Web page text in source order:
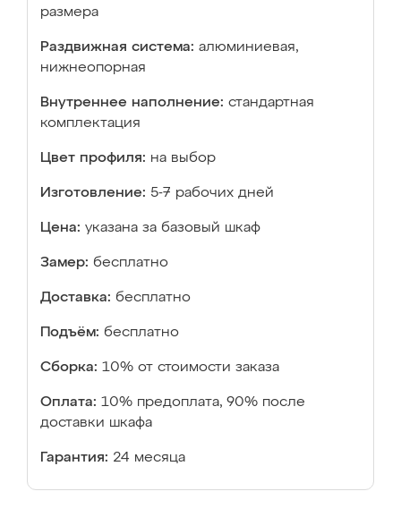
размера
Раздвижная система: алюминиевая,
нижнеопорная
Внутреннее наполнение: стандартная
комплектация
Цвет профиля: на выбор
Изготовление: 5-7 рабочих дней
Цена: указана за базовый шкаф
Замер: бесплатно
Доставка: бесплатно
Подъём: бесплатно
Сборка: 10% от стоимости заказа
Оплата: 10% предоплата, 90% после
доставки шкафа
Гарантия: 24 месяца